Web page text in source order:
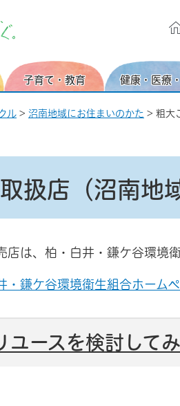
子育て・教育 健康・医療
ル > 沼南地域にお住まいのかた > 粗大
扱店（沼南地
は、柏・白井・鎌ケ谷環境
鎌ケ谷環境衛生組合ホームペ
ユースを検討して